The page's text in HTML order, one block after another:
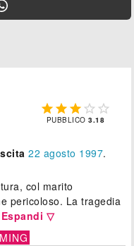
    
PUBBLICO3.18
22 agosto 1997.
col marito
pericoloso. La tragedia
Espandi ▽